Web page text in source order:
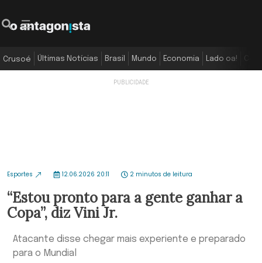
Crusoé Últimas Notícias Brasil Mundo Economia Lado oa!
Esportes 12.06.2026 20:11 2 minutos de leitura
“Estou pronto para a gente ganhar a
Copa”, diz Vini Jr.
Atacante disse chegar mais experiente e preparado
para o Mundial